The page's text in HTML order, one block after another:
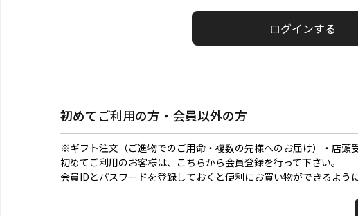
初めてご利用の方・会員以外の方
※ギフト注文（ご進物でのご用命・複数の先様へのお届け）・店頭
初めてご利用のお客様は、こちらから会員登録を行って下さい。
会員IDとパスワードを登録しておくと便利にお買い物ができるよう